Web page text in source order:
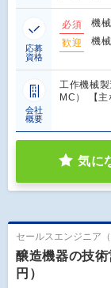
応募
資格
必須
機
歓迎
機
会社
概要
工作機械
MC） 【主
気に
セールスエンジニア
醸造機器の技
円）